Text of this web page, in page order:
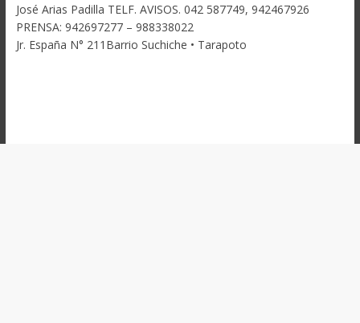
José Arias Padilla TELF. AVISOS. 042 587749, 942467926
PRENSA: 942697277 – 988338022
Jr. España N° 211Barrio Suchiche • Tarapoto